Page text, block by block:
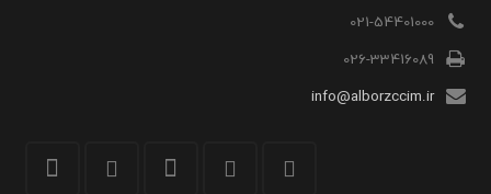
021-54401000
026-33416089
info@alborzccim.ir